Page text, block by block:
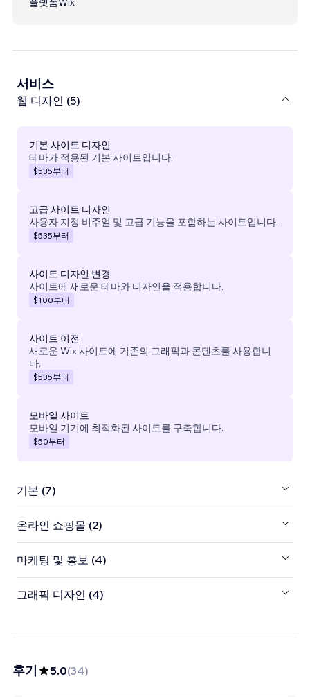
서비스
웹 디자인 (5)
기본 사이트 디자인
테마가 적용된 기본 사이트입니다.
$535부터
고급 사이트 디자인
사용자 지정 비주얼 및 고급 기능을 포함하는 사이트입니다.
$535부터
사이트 디자인 변경
사이트에 새로운 테마와 디자인을 적용합니다.
$100부터
사이트 이전
새로운 Wix 사이트에 기존의 그래픽과 콘텐츠를 사용합니
다.
$535부터
모바일 사이트
모바일 기기에 최적화된 사이트를 구축합니다.
$50부터
기본 (7)
온라인 쇼핑몰 (2)
마케팅 및 홍보 (4)
그래픽 디자인 (4)
후기 5.0(34)